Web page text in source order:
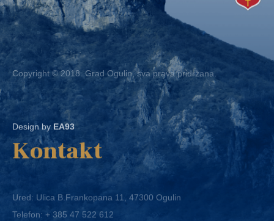
Copyright © 2018. Grad Ogulin, sva prava pridržana.
Design by EA93
Kontakt
Telefon:+ 385 47 522 612
Telefaks:+ 385 47 522 821